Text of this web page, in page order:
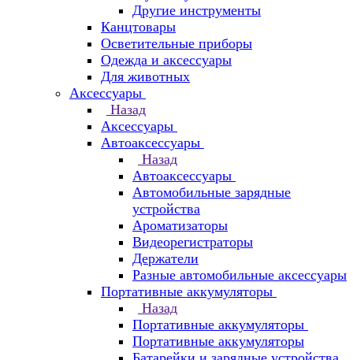
Другие инструменты
Канцтовары
Осветительные приборы
Одежда и аксессуары
Для животных
Аксессуары
Назад
Аксессуары
Автоаксессуары
Назад
Автоаксессуары
Автомобильные зарядные
устройства
Ароматизаторы
Видеорегистраторы
Держатели
Разные автомобильные аксессуары
Портативные аккумуляторы
Назад
Портативные аккумуляторы
Портативные аккумуляторы